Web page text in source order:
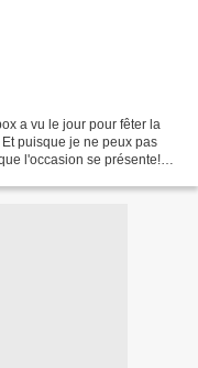
a vu le jour pour fêter la
puisque je ne peux pas
l'occasion se présente!